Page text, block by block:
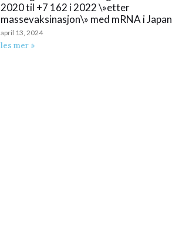
2020 til +7 162 i 2022 \»etter
massevaksinasjon\» med mRNA i Japan
april 13, 2024
les mer »